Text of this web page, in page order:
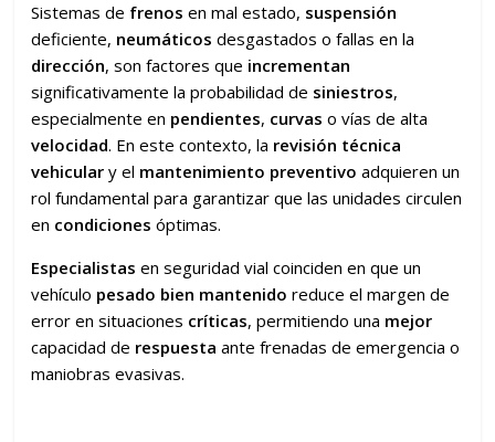
Sistemas de frenos en mal estado, suspensión
deficiente, neumáticos desgastados o fallas en la
dirección, son factores que incrementan
significativamente la probabilidad de siniestros,
especialmente en pendientes, curvas o vías de alta
velocidad. En este contexto, la revisión técnica
vehicular y el mantenimiento preventivo adquieren un
rol fundamental para garantizar que las unidades circulen
en condiciones óptimas.
Especialistas en seguridad vial coinciden en que un
vehículo pesado bien mantenido reduce el margen de
error en situaciones críticas, permitiendo una mejor
capacidad de respuesta ante frenadas de emergencia o
maniobras evasivas.